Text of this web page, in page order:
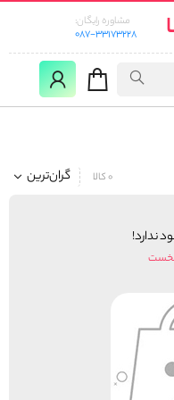
مشاوره رایگان:
087-33173228
گران‌ترین 0 کالا
ندارد!